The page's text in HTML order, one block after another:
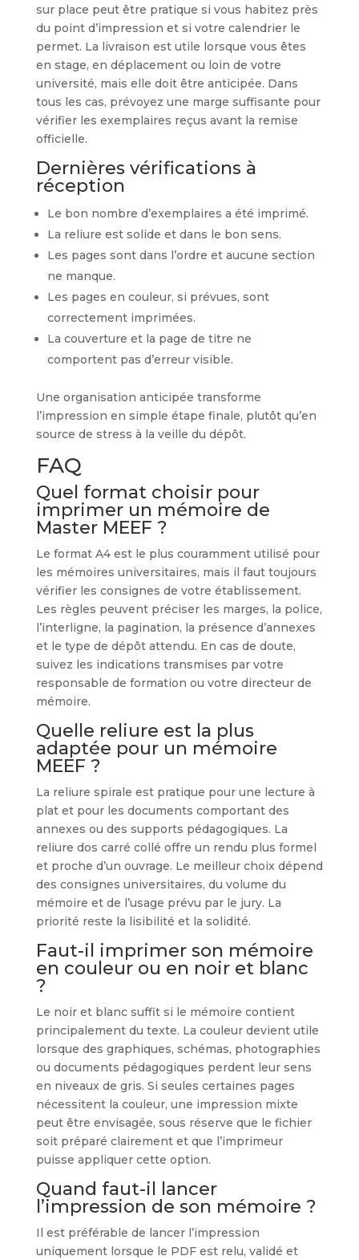
sur place peut être pratique si vous habitez près
du point d’impression et si votre calendrier le
permet. La livraison est utile lorsque vous êtes
en stage, en déplacement ou loin de votre
université, mais elle doit être anticipée. Dans
tous les cas, prévoyez une marge suffisante pour
vérifier les exemplaires reçus avant la remise
officielle.
Dernières vérifications à
réception
Le bon nombre d’exemplaires a été imprimé.
La reliure est solide et dans le bon sens.
Les pages sont dans l’ordre et aucune section
ne manque.
Les pages en couleur, si prévues, sont
correctement imprimées.
La couverture et la page de titre ne
comportent pas d’erreur visible.
Une organisation anticipée transforme
l’impression en simple étape finale, plutôt qu’en
source de stress à la veille du dépôt.
FAQ
Quel format choisir pour
imprimer un mémoire de
Master MEEF ?
Le format A4 est le plus couramment utilisé pour
les mémoires universitaires, mais il faut toujours
vérifier les consignes de votre établissement.
Les règles peuvent préciser les marges, la police,
l’interligne, la pagination, la présence d’annexes
et le type de dépôt attendu. En cas de doute,
suivez les indications transmises par votre
responsable de formation ou votre directeur de
mémoire.
Quelle reliure est la plus
adaptée pour un mémoire
MEEF ?
La reliure spirale est pratique pour une lecture à
plat et pour les documents comportant des
annexes ou des supports pédagogiques. La
reliure dos carré collé offre un rendu plus formel
et proche d’un ouvrage. Le meilleur choix dépend
des consignes universitaires, du volume du
mémoire et de l’usage prévu par le jury. La
priorité reste la lisibilité et la solidité.
Faut-il imprimer son mémoire
en couleur ou en noir et blanc
?
Le noir et blanc suffit si le mémoire contient
principalement du texte. La couleur devient utile
lorsque des graphiques, schémas, photographies
ou documents pédagogiques perdent leur sens
en niveaux de gris. Si seules certaines pages
nécessitent la couleur, une impression mixte
peut être envisagée, sous réserve que le fichier
soit préparé clairement et que l’imprimeur
puisse appliquer cette option.
Quand faut-il lancer
l’impression de son mémoire ?
Il est préférable de lancer l’impression
uniquement lorsque le PDF est relu, validé et